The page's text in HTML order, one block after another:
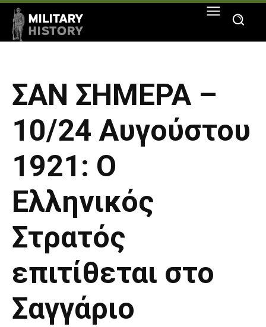
ΣΑΝ ΣΗΜΕΡΑ –
10/24 Αυγούστου
1921: Ο
Ελληνικός
Στρατός
επιτίθεται στο
Σαγγάριο